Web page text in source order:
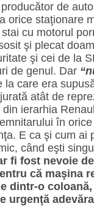
de
orice staţionare
cu motorul
şi plecat
şi cei de la
de genul. Dar
care era
atât de
ierarhia
în
E ca şi cum ai
când eşti
fi fost nevoie
că maşina
dintr-o
urgenţă